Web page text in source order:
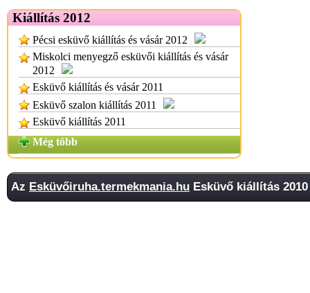
Kiállítás 2012
Pécsi esküvő kiállítás és vásár 2012
Miskolci menyegző esküvői kiállítás és vásár
2012
Esküvő kiállítás és vásár 2011
Esküvő szalon kiállítás 2011
Esküvő kiállítás 2011
Még több
Az Esküvőiruha.termekmania.hu Esküvő kiállítás